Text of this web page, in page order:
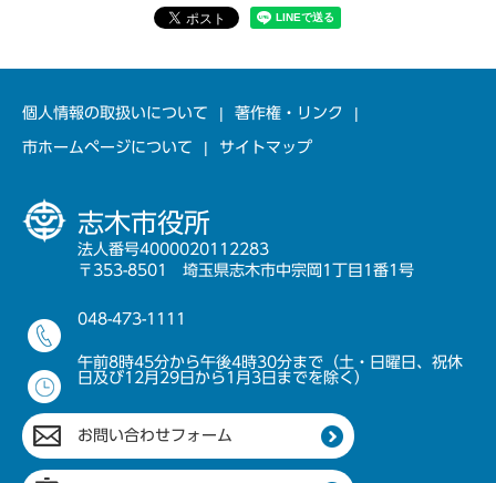
個人情報の取扱いについて 著作権・リンク
市ホームページについて サイトマップ
志木市役所
法人番号4000020112283
〒353-8501 埼玉県志木市中宗岡1丁目1番1号
048-473-1111
午前8時45分から午後4時30分まで（土・日曜日、祝休
日及び12月29日から1月3日までを除く）
お問い合わせフォーム